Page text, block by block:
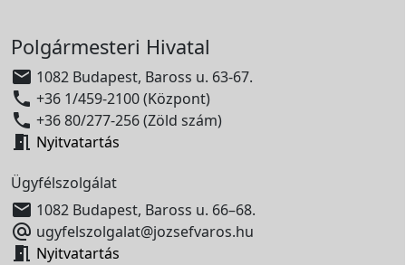
Polgármesteri Hivatal
 1082 Budapest, Baross u. 63-67.
 +36 1/459-2100 (Központ)
 +36 80/277-256 (Zöld szám)
 Nyitvatartás
Ügyfélszolgálat
 1082 Budapest, Baross u. 66–68.
 ugyfelszolgalat@jozsefvaros.hu
 Nyitvatartás